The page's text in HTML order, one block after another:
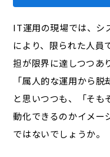
IT運用の現場では、シ
により、限られた人員
担が限界に達しつつあ
「属人的な運用から脱
と思いつつも、「そも
動化できるのかイメー
ではないでしょうか。